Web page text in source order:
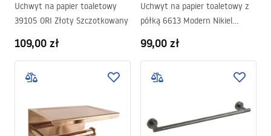
Uchwyt na papier toaletowy
39105 ORI Złoty Szczotkowany
109,00 zł
Uchwyt na papier toaletowy z
półką 6613 Modern Nikiel
99,00 zł